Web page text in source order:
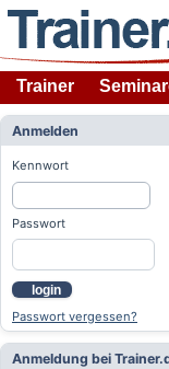
Trainer
Anmelden
Kennwort
Passwort
login
Passwort vergessen?
Anmeldung bei